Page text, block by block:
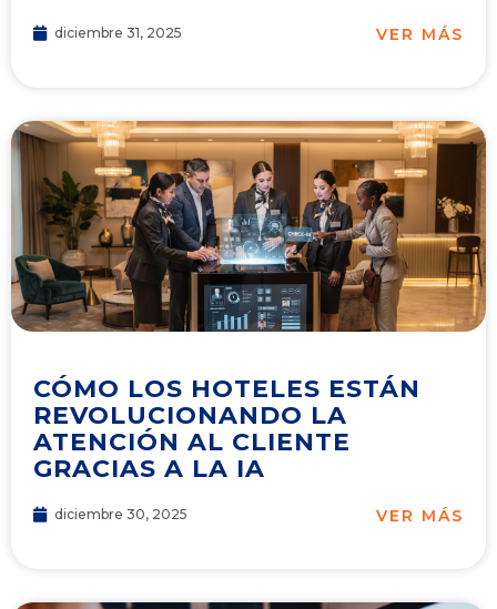
diciembre 31, 2025 VER MÁS
CÓMO LOS HOTELES ESTÁN
REVOLUCIONANDO LA
ATENCIÓN AL CLIENTE
GRACIAS A LA IA
diciembre 30, 2025 VER MÁS